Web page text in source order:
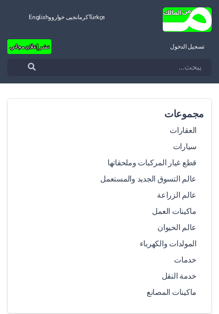
Türkçeکرمانجیی خوارووEnglish
تسجيل الدخول نشر إعلان مجاني
مجموعات
العقارات
سيارات
قطع غيار المركبات وملحقاتها
عالم التسوق الجديد والمستعمل
عالم الزراعة
ماكينات العمل
عالم الحيوان
المولدات والكهرباء
خدمات
خدمة النقل
ماكينات المصانع